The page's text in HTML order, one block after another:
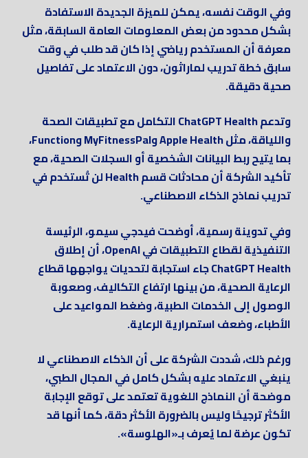
وفي الوقت نفسه، يمكن للميزة الجديدة الاستفادة
بشكل محدود من بعض المعلومات العامة السابقة، مثل
معرفة أن المستخدم رياضي إذا كان قد طلب في وقت
سابق خطة تدريب لماراثون، دون الاعتماد على تفاصيل
صحية دقيقة.
وتدعم ChatGPT Health التكامل مع تطبيقات الصحة
واللياقة، مثل Apple Health وMyFitnessPal وFunction،
بما يتيح ربط البيانات الشخصية أو السجلات الصحية، مع
تأكيد الشركة أن محادثات قسم Health لن تُستخدم في
تدريب نماذج الذكاء الاصطناعي.
وفي تدوينة رسمية، أوضحت فيدجي سيمو، الرئيسة
التنفيذية لقطاع التطبيقات في OpenAI، أن إطلاق
ChatGPT Health جاء استجابة لتحديات يواجهها قطاع
الرعاية الصحية، من بينها ارتفاع التكاليف، وصعوبة
الوصول إلى الخدمات الطبية، وضغط المواعيد على
الأطباء، وضعف استمرارية الرعاية.
ورغم ذلك، شددت الشركة على أن الذكاء الاصطناعي لا
ينبغي الاعتماد عليه بشكل كامل في المجال الطبي،
موضحة أن النماذج اللغوية تعتمد على توقع الإجابة
الأكثر ترجيحًا وليس بالضرورة الأكثر دقة، كما أنها قد
تكون عرضة لما يُعرف بـ«الهلوسة».